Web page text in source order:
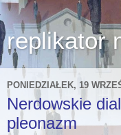
replikator
PONIEDZIAŁEK, 19
Nerdowskie
pleonazm